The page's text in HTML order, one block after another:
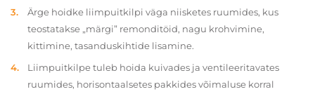
Ärge hoidke liimpuitkilpi väga niisketes ruumides, kus
teostatakse „märgi” remonditöid, nagu krohvimine,
kittimine, tasanduskihtide lisamine.
Liimpuitkilpe tuleb hoida kuivades ja ventileeritavates
ruumides, horisontaalsetes pakkides võimaluse korral